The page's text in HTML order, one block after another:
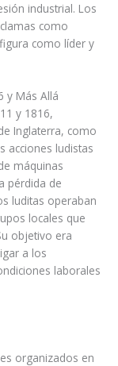
industrial. Los
como
como líder y
y Más Allá
y 1816,
Inglaterra, como
acciones ludistas
máquinas
pérdida de
luditas operaban
locales que
objetivo era
a los
laborales
organizados en